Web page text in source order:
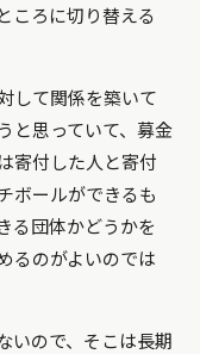
ころに切り替える
して関係を築いて
と思っていて、募金
寄付した人と寄付
ボールができるも
る団体かどうかを
るのがよいのでは
いので、そこは長期